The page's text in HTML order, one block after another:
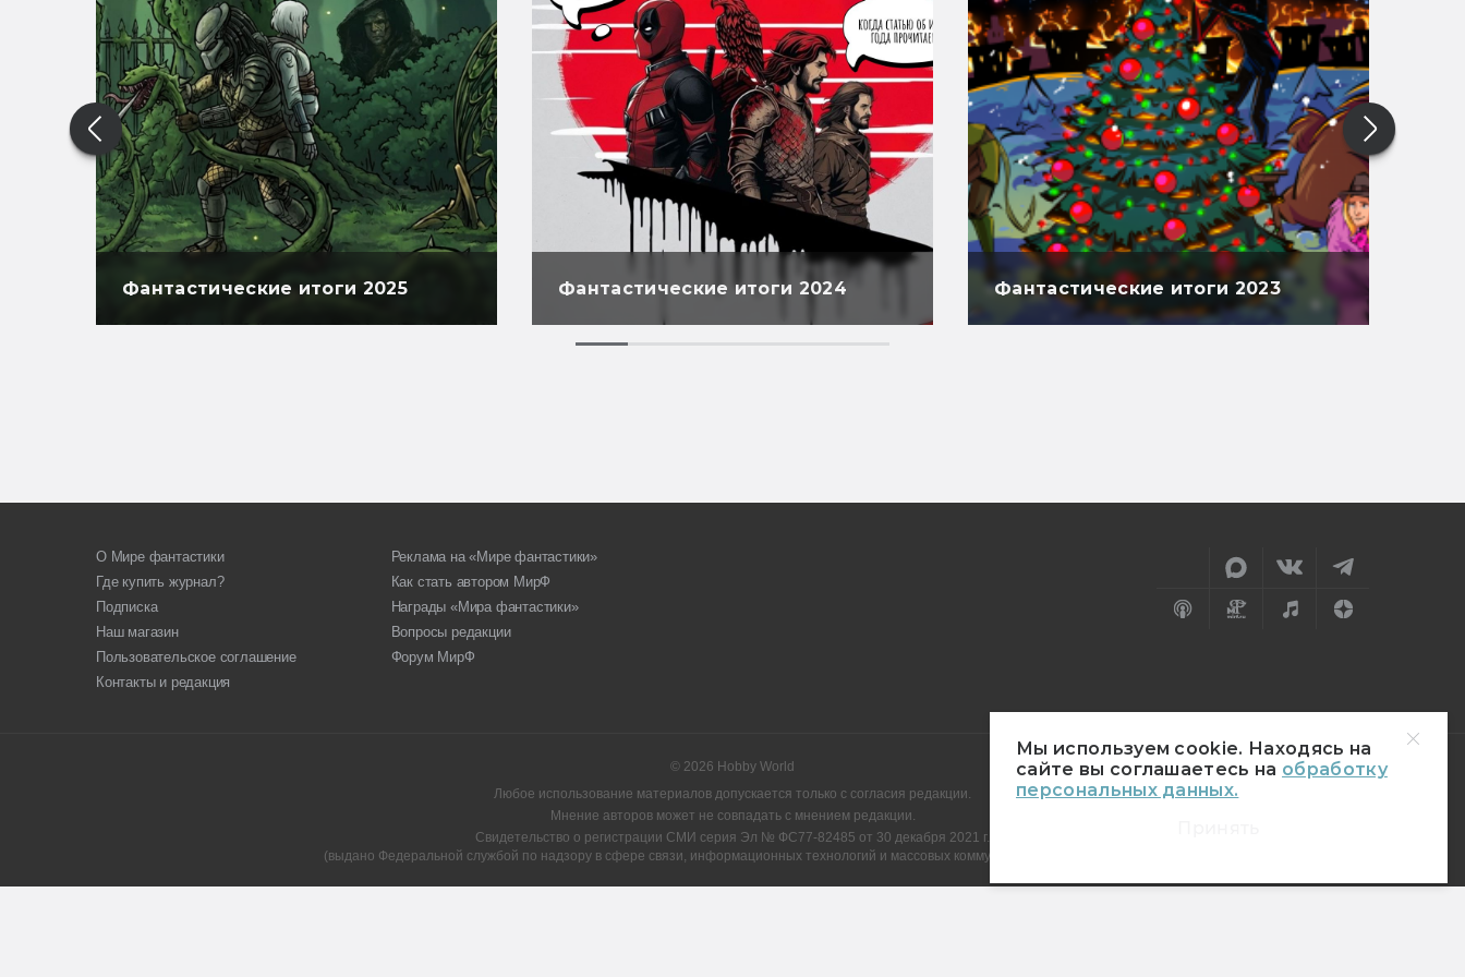
Мы используем cookie. Находясь на
сайте вы соглашаетесь на обработку
персональных данных.
Фантастические итоги 2025 Фантастические итоги 2024 Фантастические итоги 2023
О Мире фантастики
Где купить журнал?
Подписка
Наш магазин
Пользовательское соглашение
Контакты и редакция
Реклама на «Мире фантастики»
Как стать автором МирФ
Награды «Мира фантастики»
Вопросы редакции
Форум МирФ
© 2026 Hobby World
Любое использование материалов допускается только с согласия редакции.
Мнение авторов может не совпадать с мнением редакции.
Свидетельство о регистрации СМИ серия Эл № ФС77-82485 от 30 декабря 2021 г.
(выдано Федеральной службой по надзору в сфере связи, информационных технологий и массовых коммуникаций (Роскомнадзор)